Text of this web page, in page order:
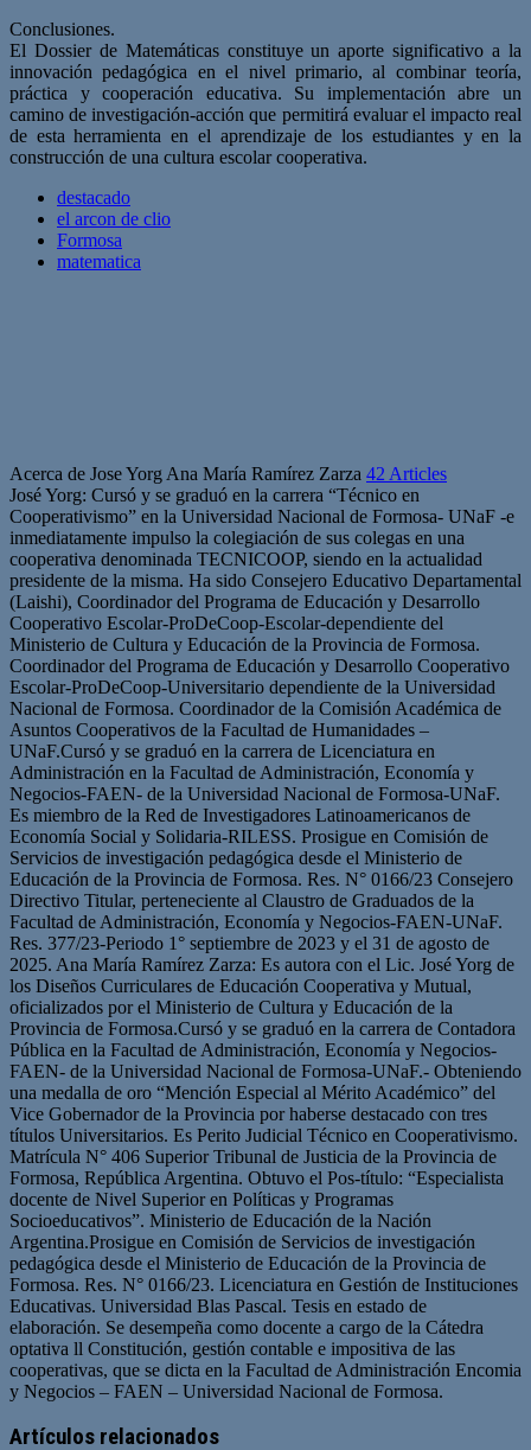
Conclusiones.
El Dossier de Matemáticas constituye un aporte significativo a la
innovación pedagógica en el nivel primario, al combinar teoría,
práctica y cooperación educativa. Su implementación abre un
camino de investigación-acción que permitirá evaluar el impacto real
de esta herramienta en el aprendizaje de los estudiantes y en la
construcción de una cultura escolar cooperativa.
destacado
el arcon de clio
Formosa
matematica
Acerca de Jose Yorg Ana María Ramírez Zarza 42 Articles
José Yorg: Cursó y se graduó en la carrera “Técnico en
Cooperativismo” en la Universidad Nacional de Formosa- UNaF -e
inmediatamente impulso la colegiación de sus colegas en una
cooperativa denominada TECNICOOP, siendo en la actualidad
presidente de la misma. Ha sido Consejero Educativo Departamental
(Laishi), Coordinador del Programa de Educación y Desarrollo
Cooperativo Escolar-ProDeCoop-Escolar-dependiente del
Ministerio de Cultura y Educación de la Provincia de Formosa.
Coordinador del Programa de Educación y Desarrollo Cooperativo
Escolar-ProDeCoop-Universitario dependiente de la Universidad
Nacional de Formosa. Coordinador de la Comisión Académica de
Asuntos Cooperativos de la Facultad de Humanidades –
UNaF.Cursó y se graduó en la carrera de Licenciatura en
Administración en la Facultad de Administración, Economía y
Negocios-FAEN- de la Universidad Nacional de Formosa-UNaF.
Es miembro de la Red de Investigadores Latinoamericanos de
Economía Social y Solidaria-RILESS. Prosigue en Comisión de
Servicios de investigación pedagógica desde el Ministerio de
Educación de la Provincia de Formosa. Res. N° 0166/23 Consejero
Directivo Titular, perteneciente al Claustro de Graduados de la
Facultad de Administración, Economía y Negocios-FAEN-UNaF.
Res. 377/23-Periodo 1° septiembre de 2023 y el 31 de agosto de
2025. Ana María Ramírez Zarza: Es autora con el Lic. José Yorg de
los Diseños Curriculares de Educación Cooperativa y Mutual,
oficializados por el Ministerio de Cultura y Educación de la
Provincia de Formosa.Cursó y se graduó en la carrera de Contadora
Pública en la Facultad de Administración, Economía y Negocios-
FAEN- de la Universidad Nacional de Formosa-UNaF.- Obteniendo
una medalla de oro “Mención Especial al Mérito Académico” del
Vice Gobernador de la Provincia por haberse destacado con tres
títulos Universitarios. Es Perito Judicial Técnico en Cooperativismo.
Matrícula N° 406 Superior Tribunal de Justicia de la Provincia de
Formosa, República Argentina. Obtuvo el Pos-título: “Especialista
docente de Nivel Superior en Políticas y Programas
Socioeducativos”. Ministerio de Educación de la Nación
Argentina.Prosigue en Comisión de Servicios de investigación
pedagógica desde el Ministerio de Educación de la Provincia de
Formosa. Res. N° 0166/23. Licenciatura en Gestión de Instituciones
Educativas. Universidad Blas Pascal. Tesis en estado de
elaboración. Se desempeña como docente a cargo de la Cátedra
optativa ll Constitución, gestión contable e impositiva de las
cooperativas, que se dicta en la Facultad de Administración Encomia
y Negocios – FAEN – Universidad Nacional de Formosa.
Artículos relacionados